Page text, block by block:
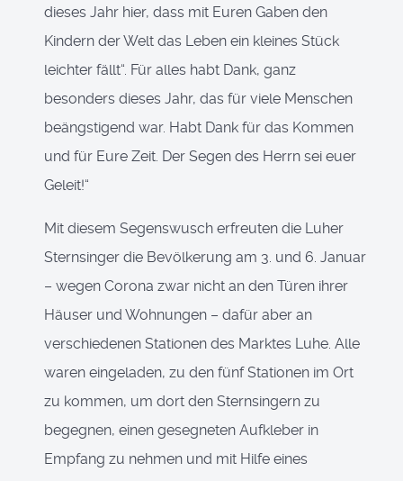
dieses Jahr hier, dass mit Euren Gaben den
Kindern der Welt das Leben ein kleines Stück
leichter fällt“. Für alles habt Dank, ganz
besonders dieses Jahr, das für viele Menschen
beängstigend war. Habt Dank für das Kommen
und für Eure Zeit. Der Segen des Herrn sei euer
Geleit!“
Mit diesem Segenswusch erfreuten die Luher
Sternsinger die Bevölkerung am 3. und 6. Januar
– wegen Corona zwar nicht an den Türen ihrer
Häuser und Wohnungen – dafür aber an
verschiedenen Stationen des Marktes Luhe. Alle
waren eingeladen, zu den fünf Stationen im Ort
zu kommen, um dort den Sternsingern zu
begegnen, einen gesegneten Aufkleber in
Empfang zu nehmen und mit Hilfe eines